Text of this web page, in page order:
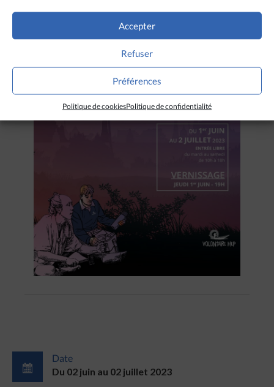
Accepter
Refuser
Préférences
Politique de cookiesPolitique de confidentialité
Date
Du 02 juin au 02 juillet 2023